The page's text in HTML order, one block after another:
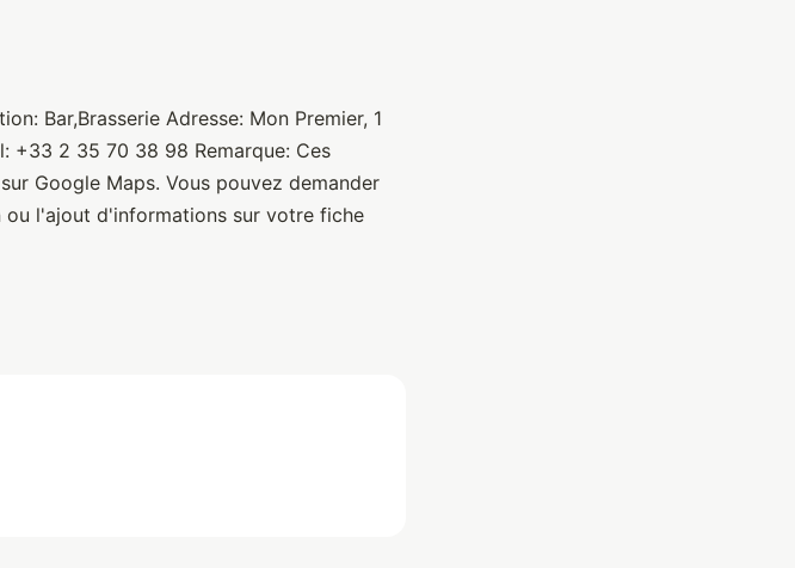
Bar,Brasserie Adresse: Mon Premier, 1
+33 2 35 70 38 98 Remarque: Ces
Google Maps. Vous pouvez demander
l'ajout d'informations sur votre fiche